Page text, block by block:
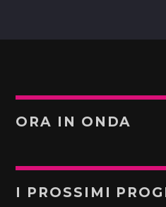
ORA IN ONDA
I PROSSIMI